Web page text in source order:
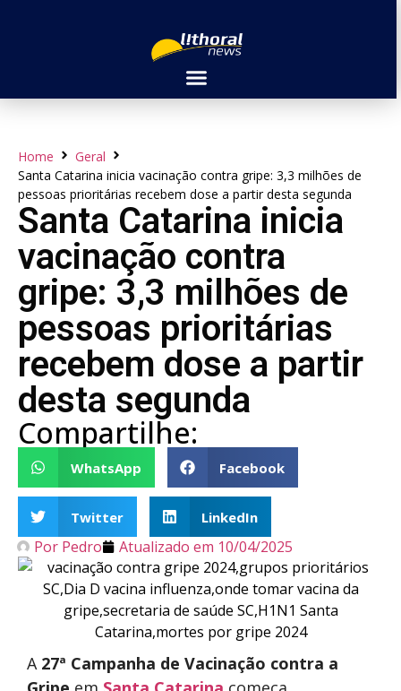
Home
Geral
Santa Catarina inicia vacinação contra gripe: 3,3 milhões de
pessoas prioritárias recebem dose a partir desta segunda
Santa Catarina inicia
vacinação contra
gripe: 3,3 milhões de
pessoas prioritárias
recebem dose a partir
desta segunda
Compartilhe:
WhatsApp Facebook
Twitter LinkedIn
Por Pedro Atualizado em 10/04/2025
A 27ª Campanha de Vacinação contra a